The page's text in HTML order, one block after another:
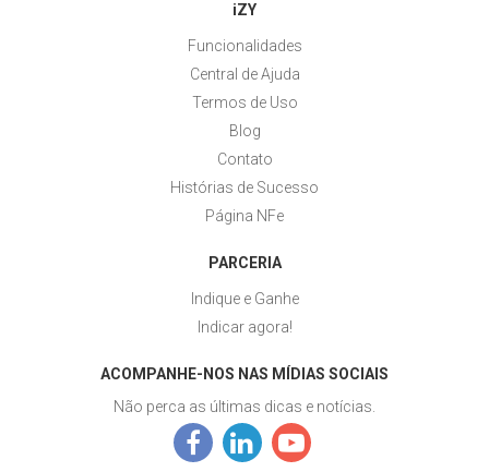
iZY
Funcionalidades
Central de Ajuda
Termos de Uso
Blog
Contato
Histórias de Sucesso
Página NFe
PARCERIA
Indique e Ganhe
Indicar agora!
ACOMPANHE-NOS NAS MÍDIAS SOCIAIS
Não perca as últimas dicas e notícias.